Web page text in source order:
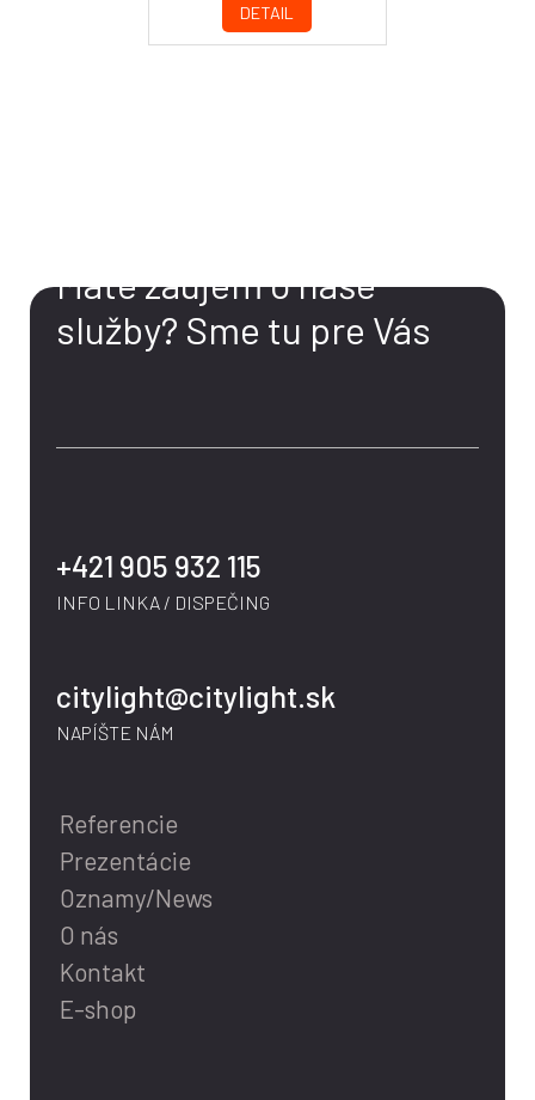
DETAIL
Máte záujem o naše
služby? Sme tu pre Vás
+421 905 932 115
INFO LINKA / DISPEČING
citylight@citylight.sk
NAPÍŠTE NÁM
Referencie
Prezentácie
Oznamy/News
O nás
Kontakt
E-shop